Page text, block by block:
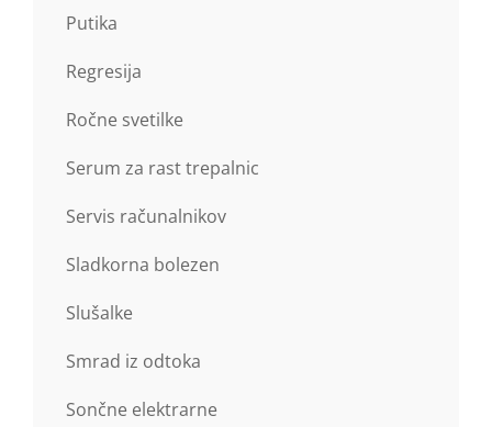
Putika
Regresija
Ročne svetilke
Serum za rast trepalnic
Servis računalnikov
Sladkorna bolezen
Slušalke
Smrad iz odtoka
Sončne elektrarne